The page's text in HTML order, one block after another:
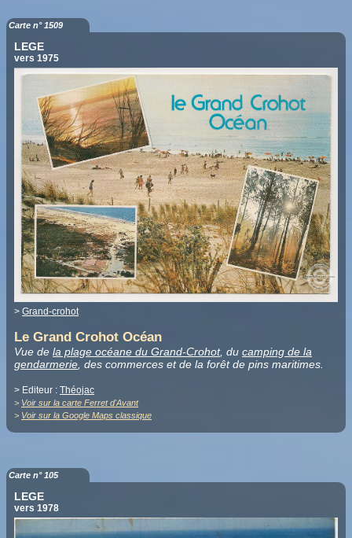
Carte n° 1509
LEGE
vers 1975
> Grand-crohot
Le Grand Crohot Océan
Vue de la plage océane du Grand-Crohot, du camping de la
gendarmerie, des commerces et de la forêt de pins maritimes.
> Editeur : Théojac
> Voir sur la carte Ferret d'Avant
> Voir sur la Google Maps classique
Carte n° 105
LEGE
vers 1978